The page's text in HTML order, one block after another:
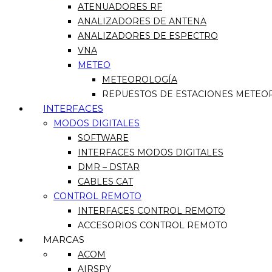
ATENUADORES RF
ANALIZADORES DE ANTENA
ANALIZADORES DE ESPECTRO
VNA
METEO
METEOROLOGÍA
REPUESTOS DE ESTACIONES
INTERFACES
MODOS DIGITALES
SOFTWARE
INTERFACES MODOS DIGITALES
DMR – DSTAR
CABLES CAT
CONTROL REMOTO
INTERFACES CONTROL REMOTO
ACCESORIOS CONTROL REMOTO
MARCAS
ACOM
AIRSPY